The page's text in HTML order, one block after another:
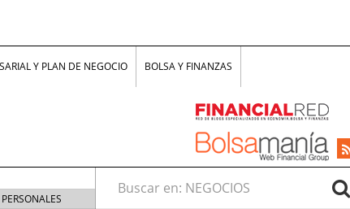
Y PLAN DE NEGOCIO BOLSA Y FINANZAS
Buscar en: